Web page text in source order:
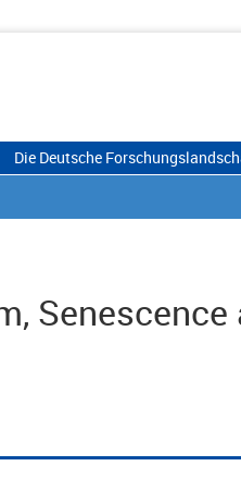
Die Deutsche